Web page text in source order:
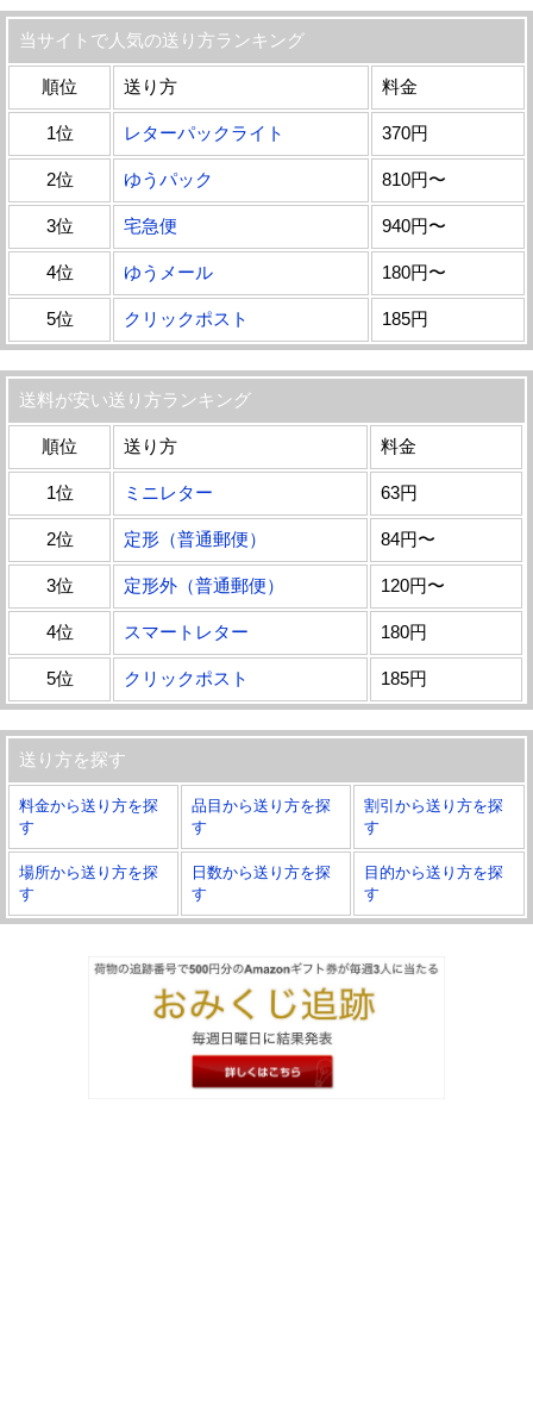
当サイトで人気の送り方ランキング
順位 送り方 料金
1位 レターパックライト 370円
2位 ゆうパック 810円〜
3位 宅急便 940円〜
4位 ゆうメール 180円〜
5位 クリックポスト 185円
送料が安い送り方ランキング
順位 送り方 料金
1位 ミニレター 63円
2位 定形（普通郵便） 84円〜
3位 定形外（普通郵便） 120円〜
4位 スマートレター 180円
5位 クリックポスト 185円
送り方を探す
料金から送り方を探
す
品目から送り方を探
す
割引から送り方を探
す
場所から送り方を探
す
日数から送り方を探
す
目的から送り方を探
す